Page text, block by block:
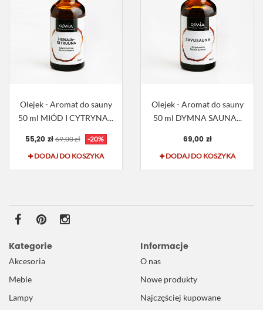
Olejek - Aromat do sauny
50 ml MIÓD I CYTRYNA...
55,20 zł 69,00 zł
-20%
DODAJ DO KOSZYKA
Olejek - Aromat do sauny
50 ml DYMNA SAUNA...
69,00 zł
DODAJ DO KOSZYKA
Kategorie
Akcesoria
Meble
Lampy
Informacje
O nas
Nowe produkty
Najczęściej kupowane